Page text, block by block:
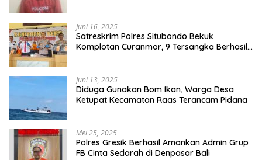
Juni 16, 2025
Satreskrim Polres Situbondo Bekuk
Komplotan Curanmor, 9 Tersangka Berhasil
Juni 13, 2025
Diduga Gunakan Bom Ikan, Warga Desa
Ketupat Kecamatan Raas Terancam Pidana
Mei 25, 2025
Polres Gresik Berhasil Amankan Admin Grup
FB Cinta Sedarah di Denpasar Bali